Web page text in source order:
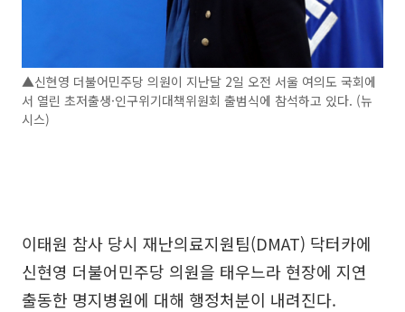
▲신현영 더불어민주당 의원이 지난달 2일 오전 서울 여의도 국회에
서 열린 초저출생·인구위기대책위원회 출범식에 참석하고 있다. (뉴
시스)
이태원 참사 당시 재난의료지원팀(DMAT) 닥터카에
신현영 더불어민주당 의원을 태우느라 현장에 지연
출동한 명지병원에 대해 행정처분이 내려진다.